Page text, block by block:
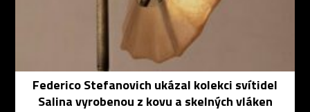
Federico Stefanovich ukázal kolekci svítidel
Salina vyrobenou z kovu a skelných vláken